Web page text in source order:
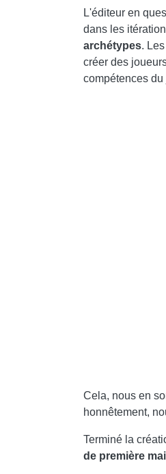
L'éditeur en
dans les
archétypes.
créer des
compétences
Cela, nous en
honnêtement,
Terminé la
de première